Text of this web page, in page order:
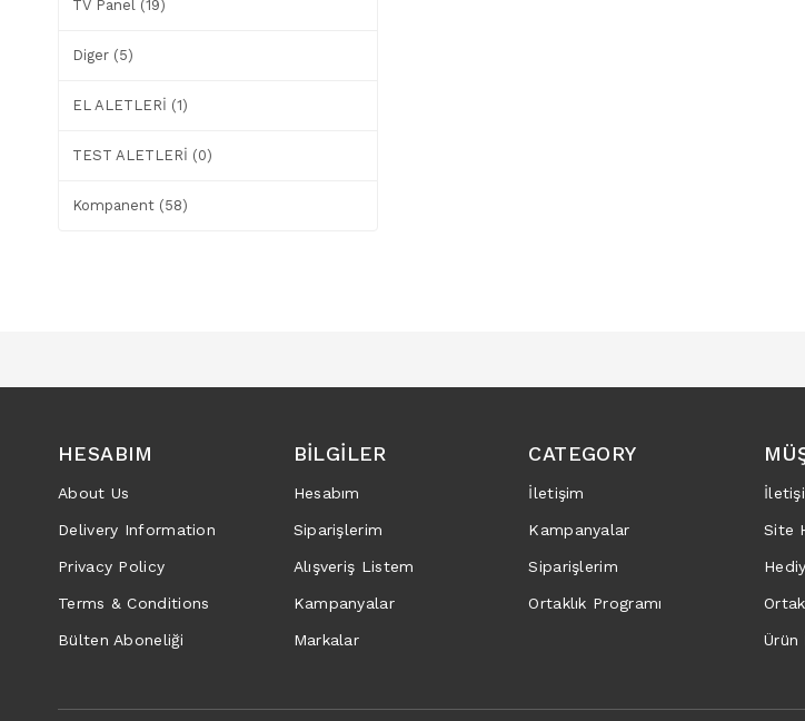
TV Panel (19)
Diger (5)
EL ALETLERİ (1)
TEST ALETLERİ (0)
Kompanent (58)
HESABIM
About Us
Delivery Information
Privacy Policy
Terms & Conditions
Bülten Aboneliği
BILGILER
Hesabım
Siparişlerim
Alışveriş Listem
Kampanyalar
Markalar
CATEGORY
İletişim
Kampanyalar
Siparişlerim
Ortaklık Programı
Site
Ürün